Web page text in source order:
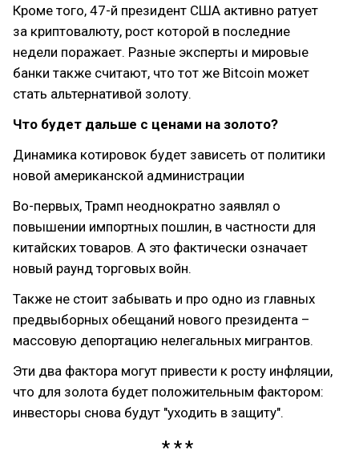
Кроме того, 47-й президент США активно ратует
за криптовалюту, рост которой в последние
недели поражает. Разные эксперты и мировые
банки также считают, что тот же Bitcoin может
стать альтернативой золоту.
Что будет дальше с ценами на золото?
Динамика котировок будет зависеть от политики
новой американской администрации
Во-первых, Трамп неоднократно заявлял о
повышении импортных пошлин, в частности для
китайских товаров. А это фактически означает
новый раунд торговых войн.
Также не стоит забывать и про одно из главных
предвыборных обещаний нового президента –
массовую депортацию нелегальных мигрантов.
Эти два фактора могут привести к росту инфляции,
что для золота будет положительным фактором:
инвесторы снова будут "уходить в защиту".